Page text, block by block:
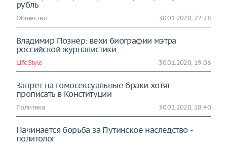
рубль
Общество 30.01.2020, 22:28
Владимир Познер: вехи биографии мэтра
российской журналистики
LIfeStyle 30.01.2020, 19:06
Запрет на гомосексуальные браки хотят
прописать в Конституции
Политика 30.01.2020, 18:40
Начинается борьба за Путинское наследство -
политолог